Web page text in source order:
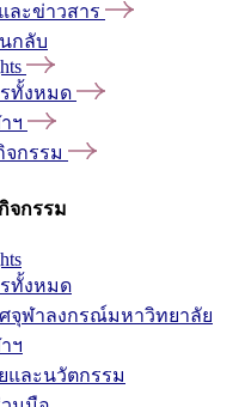
ละข่าวสาร
กลับ
ทั้งหมด
ฯ
กรรม
จกรรม
ทั้งหมด
จุฬาลงกรณ์มหาวิทยาลัย
ฯ
และนวัตกรรม